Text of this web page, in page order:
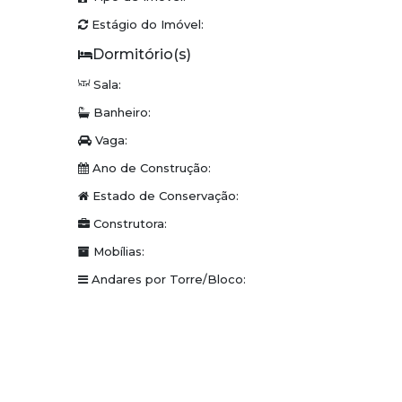
Estágio do Imóvel:
Sala:
Banheiro:
Vaga:
Ano de Construção:
Estado de Conservação:
Construtora:
Mobílias:
Andares por Torre/Bloco: